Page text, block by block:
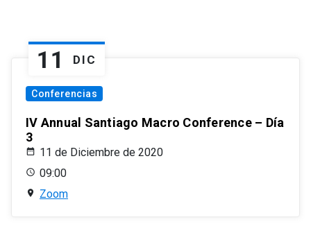
11 DIC
Conferencias
IV Annual Santiago Macro Conference – Día
3
11 de Diciembre de 2020
09:00
Zoom